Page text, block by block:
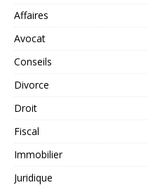
Affaires
Avocat
Conseils
Divorce
Droit
Fiscal
Immobilier
Juridique